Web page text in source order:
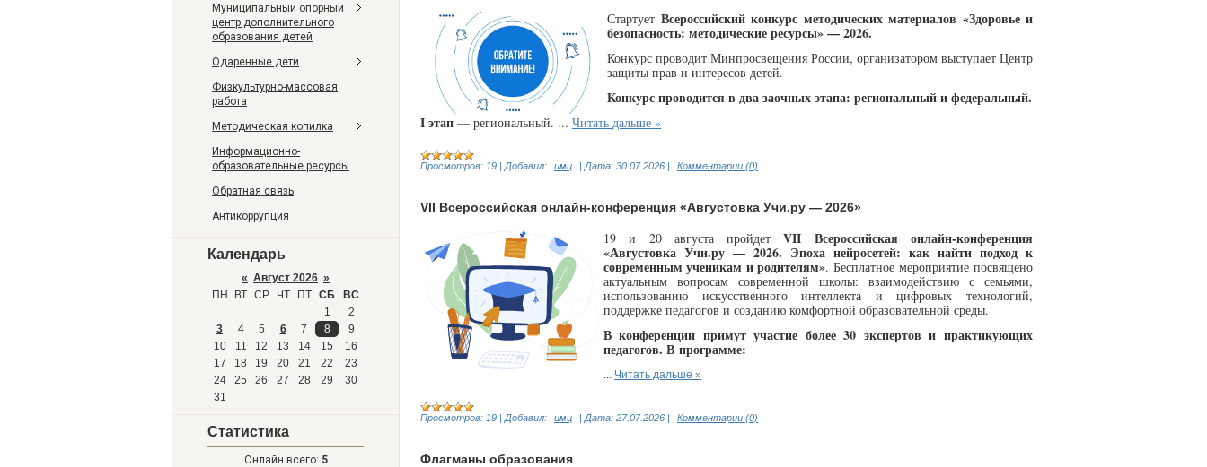
Муниципальный опорный
центр дополнительного
образования детей
Одаренные дети
Физкультурно-массовая
работа
Методическая копилка
Информационно-
образовательные ресурсы
Обратная связь
Антикоррупция
Календарь
« Август 2026 »
ПН
ВТ СР ЧТ ПТ СБ
ВС
1
2
3
4 5 6 7 8
9
10
11 12 13 14 15
16
17
18 19 20 21 22
23
24
25 26 27 28 29
30
31
Статистика
Онлайн всего: 5
Стартует Всероссийский конкурс методических материалов «Здоровье и
безопасность: методические ресурсы» — 2026.
Конкурс проводит Минпросвещения России, организатором выступает Центр
защиты прав и интересов детей.
Конкурс проводится в два заочных этапа: региональный и федеральный.
I этап — региональный. ... Читать дальше »
Просмотров: 19 | Добавил: имц | Дата: 30.07.2026 | Комментарии (0)
VII Всероссийская онлайн-конференция «Августовка Учи.ру — 2026»
19 и 20 августа пройдетVII Всероссийская онлайн-конференция
«Августовка Учи.ру — 2026. Эпоха нейросетей: как найти подход к
современным ученикам и родителям». Бесплатное мероприятие посвящено
актуальным вопросам современной школы: взаимодействию с семьями,
использованию искусственного интеллекта и цифровых технологий,
поддержке педагогов и созданию комфортной образовательной среды.
В конференции примут участие более 30 экспертов и практикующих
педагогов. В программе:
... Читать дальше »
Просмотров: 19 | Добавил: имц | Дата: 27.07.2026 | Комментарии (0)
Флагманы образования